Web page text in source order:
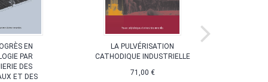
EN
PAR
DES
ET DES
LA PULVÉRISATION
CATHODIQUE INDUSTRIELLE
71,00 €